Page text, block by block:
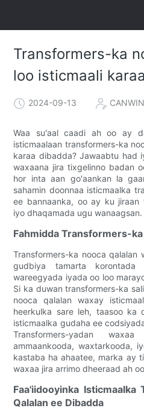
Transformers-ka
loo isticmaali
2024-09-13 CANWIN
Waa su'aal caadi ah oo ay
isticmaalaan transformers-ka
karaa dibadda? Jawaabtu had
waxaana jira tixgelinno badan
hor inta aan go'aankan la
sahamin doonnaa isticmaalka
ee bannaanka, oo ay ku jiraan
iyo dhaqamada ugu wanaagsan.
Fahmidda Transformers-ka
Transformers-ka nooca qalalan
gudbiya tamarta
wareegyada iyada oo loo
Si ka duwan transformers-ka
nooca qalalan waxay
heerkulka sare leh, taasoo ka
isticmaalka gudaha ee
Transformers-yadan
ammaankooda, waxtarkooda,
kastaba ha ahaatee, marka ay
waxaa jira arrimo dheeraad ah
Faa'iidooyinka
Qalalan ee Dibadda